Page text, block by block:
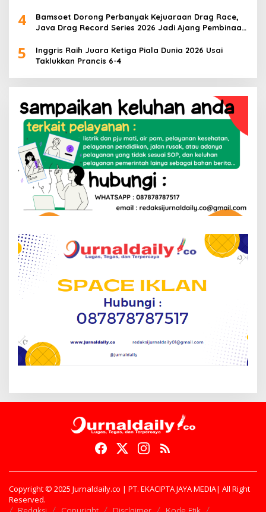
4
Bamsoet Dorong Perbanyak Kejuaraan Drag Race,
Java Drag Record Series 2026 Jadi Ajang Pembinaan
5
Inggris Raih Juara Ketiga Piala Dunia 2026 Usai
Taklukkan Prancis 6-4
Copyright © 2025 Jurnaldaily.co | PT. EKACIPTA JAYA MEDIA| All Right
Reserved.